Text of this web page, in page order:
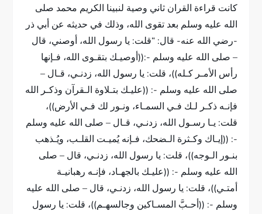
كانت قراءة القران ثاني وصية لنبينا الكريم محمد صلى
الله عليه وسلم بعد تقوى الله، وذلك في حديثه عن أبي ذر
-رضي الله عنه- قال: “قلت: يا رسول الله، أوصني، قال
– صلى الله عليه وسلم -:((أوصيـك بتقـوى الله، فـإنها
رأس الأمـر كـله))، قلت: يا رسول الله، زدنـي، قـال –
صلى الله عليه وسلم -: ((عليـك بتـلاوة الـقرآن وذكـر الله
فإنـه ذكـر لـك فـي السمـاء، ونـور لك فـي الأرض))،
قلت: يـا رسـول الله، زدنـي، قـال – صلى الله عليه وسلم
-: ((إيـاك وكـثرة الـضحك، فـإنه يُميـت القلـب، ويُـذهب
بنـور الـوجه))، قلت: يا رسول الله، زدنـي، قال – صلى
الله عليه وسلم -: ((عليـك بالجهـاد، فإنـه رهبانيـة
أمتـي))، قلت: يا رسول الله، زدنـي، قال – صلى الله عليه
وسلم -: ((أحـبَّ المسـاكين وجالسهـم))، قلت: يا رسول